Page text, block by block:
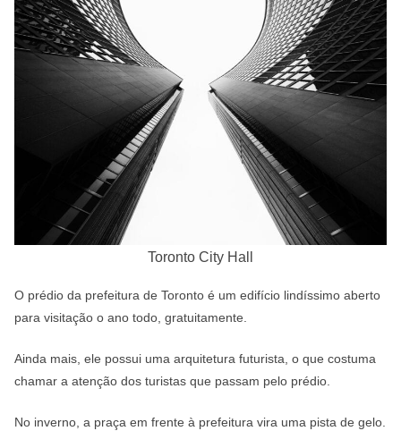
Toronto City Hall
O prédio da prefeitura de Toronto é um edifício lindíssimo aberto
para visitação o ano todo, gratuitamente.
Ainda mais, ele possui uma arquitetura futurista, o que costuma
chamar a atenção dos turistas que passam pelo prédio.
No inverno, a praça em frente à prefeitura vira uma pista de gelo.